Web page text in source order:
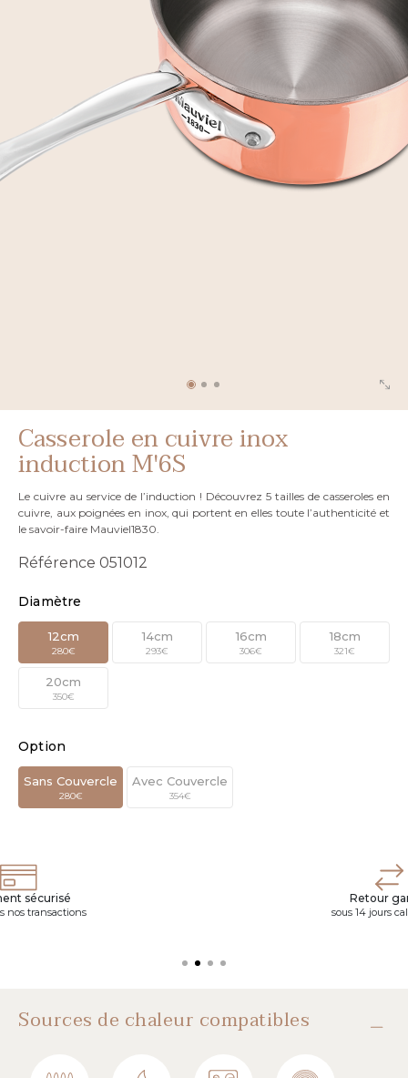
Casserole en cuivre inox
induction M'6S
Le cuivre au service de l’induction ! Découvrez 5 tailles de casseroles en
cuivre, aux poignées en inox, qui portent en elles toute l’authenticité et
le savoir-faire Mauviel1830.
Référence 051012
Diamètre
12cm
280€
14cm
293€
16cm
306€
18cm
321€
20cm
350€
Option
Sans Couvercle
280€
Avec Couvercle
354€
sécurisé
nos transactions
Retour
sous 14 jours
Sources de chaleur compatibles